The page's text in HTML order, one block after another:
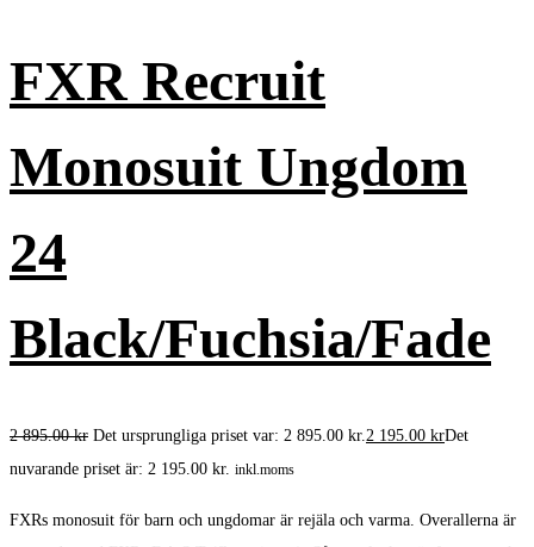
FXR Recruit
Monosuit Ungdom
24
Black/Fuchsia/Fade
2 895.00kr Det ursprungliga priset var: 2 895.00 kr.2 195.00 krDet
nuvarande priset är: 2 195.00 kr. inkl.moms
FXRs monosuit för barn och ungdomar är rejäla och varma. Overallerna är